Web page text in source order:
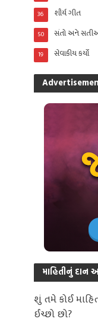
શૌર્ય ગીત
36
સંતો અને
50
સેવાકીય કર્યો
19
માહિતીનું દાન
શું તમે કોઈ
ઈચ્છો છો?